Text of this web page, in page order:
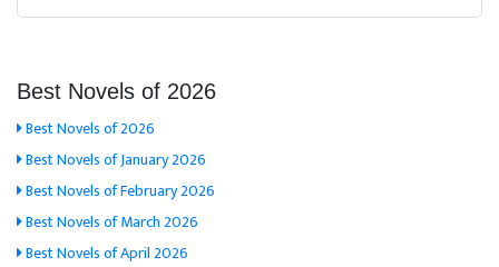
Best Novels of 2026
Best Novels of 2026
Best Novels of January 2026
Best Novels of February 2026
Best Novels of March 2026
Best Novels of April 2026